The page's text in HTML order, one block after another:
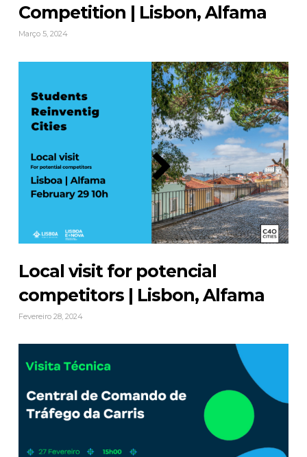
Competition | Lisbon, Alfama
Março 5, 2024
Local visit for potencial
competitors | Lisbon, Alfama
Fevereiro 28, 2024